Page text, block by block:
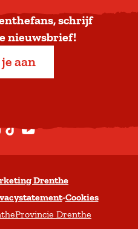
a
a
b
n
schrijf
nieuwsbrief!
aan
T
i
T
o
k
Y
o
t
u
b
Drenthe
-Cookies
Provincie Drenthe